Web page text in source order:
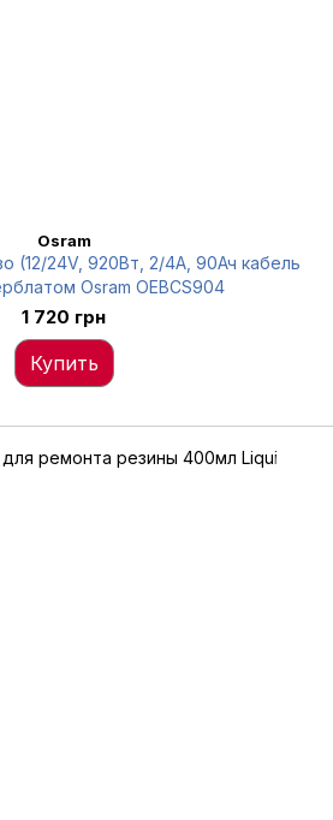
Osram
(12/24V, 920Вт, 2/4А, 90Ач кабель
Osram OEBCS904
1 720 грн
Купить